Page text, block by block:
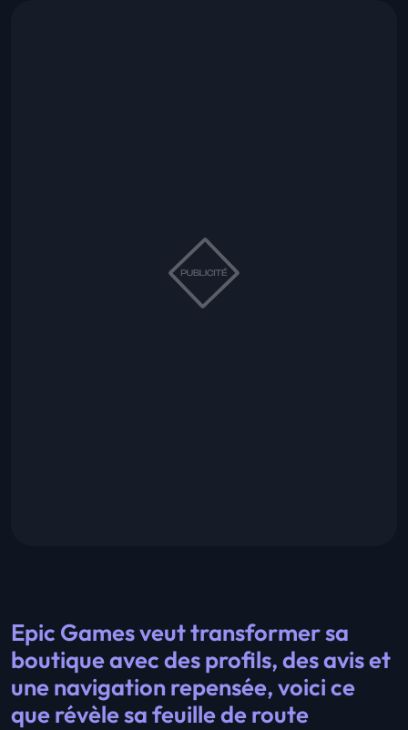
Epic Games veut transformer sa
boutique avec des profils, des avis et
une navigation repensée, voici ce
que révèle sa feuille de route